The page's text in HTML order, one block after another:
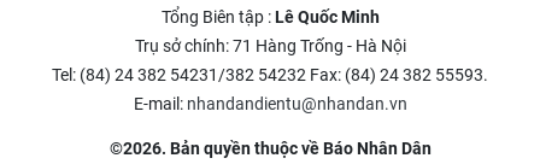
Tổng Biên tập :Lê Quốc Minh
Trụ sở chính: 71 Hàng Trống - Hà Nội
Tel: (84) 24 382 54231/382 54232 Fax: (84) 24 382 55593.
E-mail: nhandandientu@nhandan.vn
©2026. Bản quyền thuộc về Báo Nhân Dân